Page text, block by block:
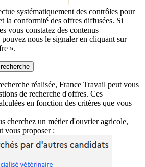
systématiquement des contrôles pour
la conformité des offres diffusées. Si
vous constatez des contenus
nous le signaler en cliquant sur
».
réalisée, France Travail peut vous
de recherche d'offres. Ces
en fonction des critères que vous
cherchez un métier d'ouvrier agricole,
vous proposer :